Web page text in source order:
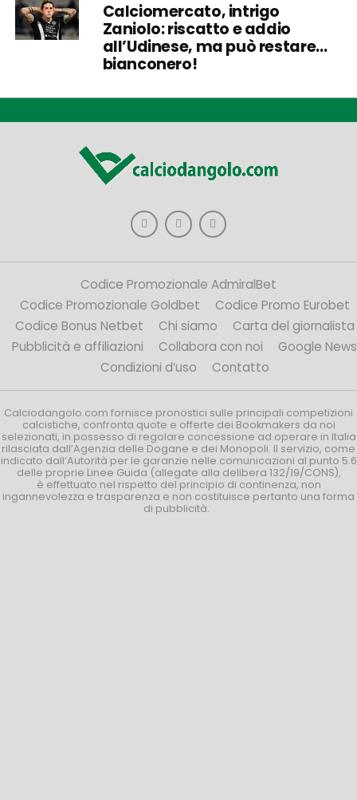
Calciomercato, intrigo
Zaniolo: riscatto e addio
all’Udinese, ma può restare…
bianconero!
Codice Promozionale AdmiralBet
Codice Promozionale Goldbet
Codice Promo Eurobet
Codice Bonus Netbet
Chi siamo
Carta del giornalista
Pubblicità e affiliazioni
Collabora con noi
Google News
Condizioni d’uso
Contatto
Calciodangolo.com fornisce pronostici sulle principali competizioni
calcistiche, confronta quote e offerte dei Bookmakers da noi
selezionati, in possesso di regolare concessione ad operare in Italia
rilasciata dall’Agenzia delle Dogane e dei Monopoli. Il servizio, come
indicato dall’Autorità per le garanzie nelle comunicazioni al punto 5.6
delle proprie Linee Guida (allegate alla delibera 132/19/CONS),
è effettuato nel rispetto del principio di continenza, non
ingannevolezza e trasparenza e non costituisce pertanto una forma
di pubblicità.